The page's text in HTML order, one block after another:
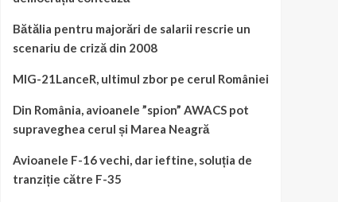
Bătălia pentru majorări de salarii rescrie un
scenariu de criză din 2008
MIG-21LanceR, ultimul zbor pe cerul României
Din România, avioanele ”spion” AWACS pot
supraveghea cerul și Marea Neagră
Avioanele F-16 vechi, dar ieftine, soluția de
tranziție către F-35